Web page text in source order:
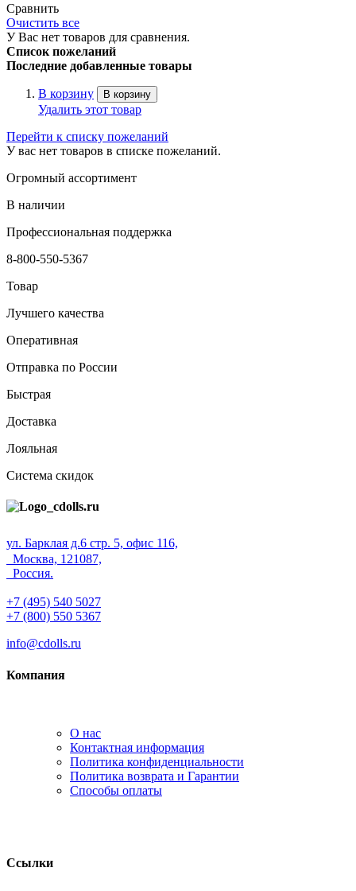
Сравнить
Очистить все
У Вас нет товаров для сравнения.
Список пожеланий
Последние добавленные товары
В корзину В корзину
Удалить этот товар
Перейти к списку пожеланий
У вас нет товаров в списке пожеланий.
Огромный ассортимент
В наличии
Профессиональная поддержка
8-800-550-5367
Товар
Лучшего качества
Оперативная
Отправка по России
Быстрая
Доставка
Лояльная
Система скидок
ул. Барклая д.6 стр. 5, офис 116,
Москва, 121087,
Россия.
+7 (495) 540 5027
+7 (800) 550 5367
info@cdolls.ru
Компания
О нас
Контактная информация
Политика конфиденциальности
Политика возврата и Гарантии
Способы оплаты
Ссылки